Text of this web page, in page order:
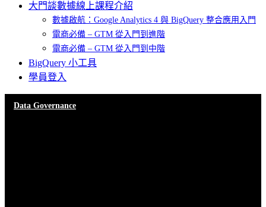
大門談數據線上課程介紹
數據啟航：Google Analytics 4 與 BigQuery 整合應用入門
電商必備 – GTM 從入門到進階
電商必備 – GTM 從入門到中階
BigQuery 小工具
學員登入
Data Governance